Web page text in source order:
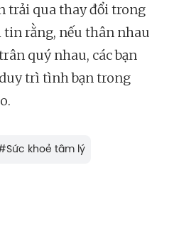
trải qua thay đổi trong
tin rằng, nếu thân nhau
quý nhau, các bạn
trì tình bạn trong
Sức khoẻ tâm lý